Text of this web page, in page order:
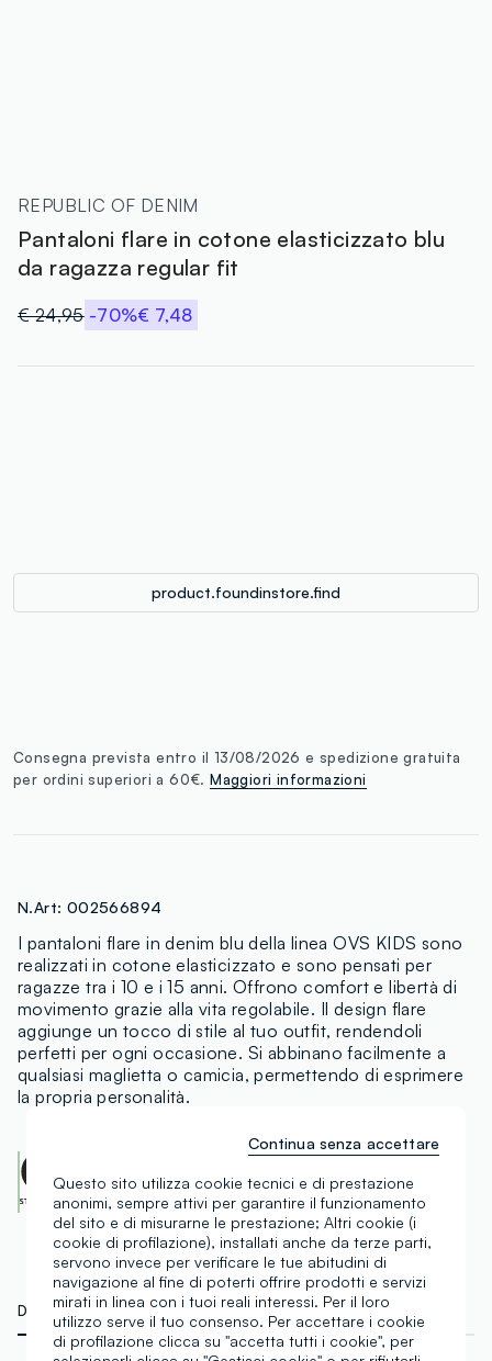
REPUBLIC OF DENIM
Pantaloni flare in cotone elasticizzato blu
da ragazza regular fit
€ 24,95 -70%€ 7,48
product.foundinstore.find
Consegna prevista entro il 13/08/2026 e spedizione gratuita
per ordini superiori a 60€.Maggiori informazioni
N.Art: 002566894
I pantaloni flare in denim blu della linea OVS KIDS sono
realizzati in cotone elasticizzato e sono pensati per
ragazze tra i 10 e i 15 anni. Offrono comfort e libertà di
movimento grazie alla vita regolabile. Il design flare
aggiunge un tocco di stile al tuo outfit, rendendoli
perfetti per ogni occasione. Si abbinano facilmente a
qualsiasi maglietta o camicia, permettendo di esprimere
la propria personalità.
CENTROCOT:0906991.O
Scopri di più
DETTAGLI TECNICI MATERIALI E FILIERA
Questo sito utilizza cookie tecnici e di prestazione
anonimi, sempre attivi per garantire il funzionamento
del sito e di misurarne le prestazione; Altri cookie (i
cookie di profilazione), installati anche da terze parti,
servono invece per verificare le tue abitudini di
navigazione al fine di poterti offrire prodotti e servizi
mirati in linea con i tuoi reali interessi. Per il loro
utilizzo serve il tuo consenso. Per accettare i cookie
di profilazione clicca su "accetta tutti i cookie", per
Continua senza accettare